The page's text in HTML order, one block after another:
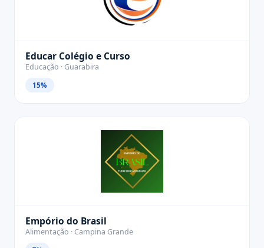
Educar Colégio e Curso
Educação · Guarabira
15%
Empório do Brasil
Alimentação · Campina Grande